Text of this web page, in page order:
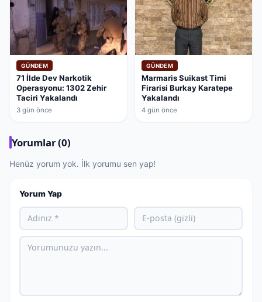
GÜNDEM
71 İlde Dev Narkotik
Operasyonu: 1302 Zehir
Taciri Yakalandı
3 gün önce
GÜNDEM
Marmaris Suikast Timi
Firarisi Burkay Karatepe
Yakalandı
4 gün önce
Yorumlar (0)
Henüz yorum yok. İlk yorumu sen yap!
Yorum Yap